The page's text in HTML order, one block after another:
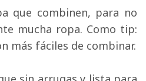
que combinen, para no
mucha ropa. Como tip:
más fáciles de combinar.